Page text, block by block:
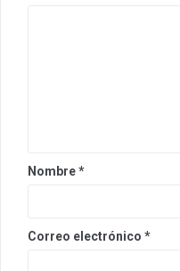
Nombre*
Correo electrónico *